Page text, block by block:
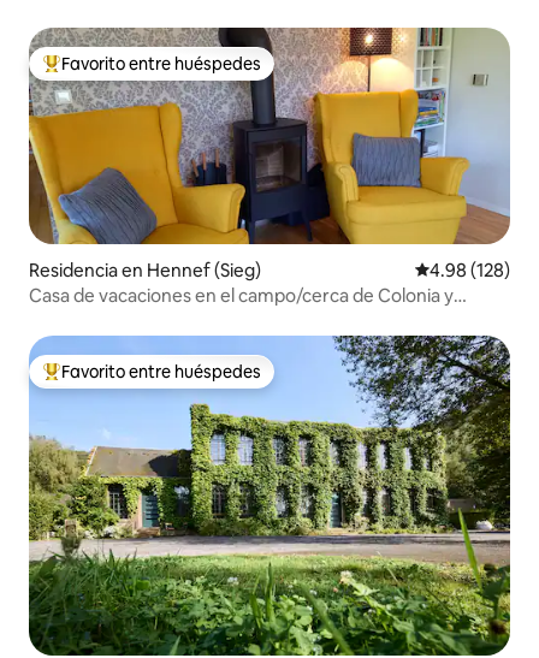
De los mejores en Favorito entre huéspedes
Favorito entre huéspedes
Residencia en Hennef (Sieg) Calificación
4.98 (128)
Casa de vacaciones en el campo/cerca de Colonia y
De los mejores en Favorito entre huéspedes
Favorito entre huéspedes